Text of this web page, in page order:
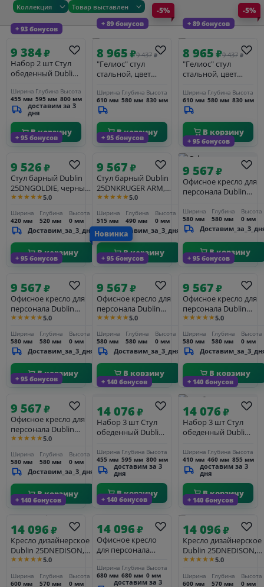
Коллекция
Товар выставлен
+ 93 бонусов
9 384₽
Набор 2 шт Стул
обеденный Dublin
черный
Ширина
455 мм
Глубина
595 мм
Высота
800 мм
доставим за 3
дня
В корзину
+ 89 бонусов
-5%
8 965₽9 437 ₽
"Гелиос" стул
стальной, цвет
Ширина
610 мм
Глубина
580 мм
Высота
830 мм
В корзину
+ 89 бонусов
-5%
8 965₽9 437 ₽
"Гелиос" стул
стальной, цвет
Ширина
610 мм
Глубина
580 мм
Высота
830 мм
В корзину
+ 95 бонусов
9 526₽
Стул барный Dublin
25DNGOLDIE, черный
велюр (MJ9-101)
★★★★★5.0
Ширина
420 мм
Глубина
520 мм
Высота
0 мм
Доставим_за_3_дня
В корзину
+ 95 бонусов
9 567₽
Стул барный Dublin
25DNKRUGER ARM,
чёрный
★★★★★5.0
Ширина
515 мм
Глубина
490 мм
Высота
0 мм
Доставим_за_3_дня
В корзину
+ 95 бонусов
9 567₽
Офисное кресло для
персонала Dublin
велюр (MJ9-117)
Ширина
580 мм
Глубина
580 мм
Высота
0 мм
В корзину
+ 95 бонусов
9 567₽
Офисное кресло для
персонала Dublin
25DNTERRY, пудрово-
32)
★★★★★5.0
Ширина
580 мм
Глубина
580 мм
Высота
0 мм
Доставим_за_3_дня
В корзину
+ 95 бонусов
Новинка
9 567₽
Офисное кресло для
персонала Dublin
25DNTERRY BLACK,
101)
★★★★★5.0
Ширина
580 мм
Глубина
580 мм
Высота
0 мм
Доставим_за_3_дня
В корзину
+ 95 бонусов
9 567₽
Офисное кресло для
персонала Dublin
25DNTERRY, бежевый
★★★★★5.0
Ширина
580 мм
Глубина
580 мм
Высота
0 мм
В корзину
+ 95 бонусов
9 567₽
Офисное кресло для
персонала Dublin
25DNTERRY, черный
★★★★★5.0
Ширина
580 мм
Глубина
580 мм
Высота
0 мм
Доставим_за_3_дня
В корзину
+ 140 бонусов
14 076₽
Набор 3 шт Стул
обеденный Dublin
темно-серый
Ширина
455 мм
Глубина
595 мм
Высота
800 мм
доставим за 3
дня
В корзину
+ 140 бонусов
14 076₽
Набор 3 шт Стул
обеденный Dublin
бежевый
Ширина
410 мм
Глубина
460 мм
Высота
855 мм
доставим за 3
дня
В корзину
+ 140 бонусов
14 096₽
Кресло дизайнерское
Dublin 25DNEDISON,
чёрный
★★★★★5.0
Ширина
600 мм
Глубина
570 мм
Высота
0 мм
+ 140 бонусов
14 096₽
Офисное кресло
для персонала
чёрный
Ширина
680 мм
Глубина
680 мм
Высота
0 мм
доставим за 3
+ 140 бонусов
14 096₽
Кресло дизайнерское
Dublin 25DNEDISON,
белый
★★★★★5.0
Ширина
600 мм
Глубина
570 мм
Высота
0 мм